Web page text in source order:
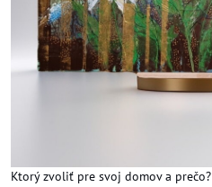
Ktorý zvoliť pre svoj domov a prečo?